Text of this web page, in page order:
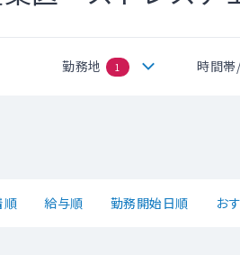
勤務地 1 時間
順 給与順 勤務開始日順 お